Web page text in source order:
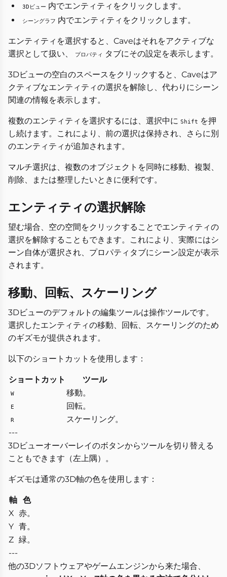
3Dビュー 内でエンティティをクリックします。
シーングラフ 内でエンティティをクリックします。
エンティティを選択すると、Caveはそれをアクティブな
選択として扱い、
プロパティ タブにその設定を表示します。
3Dビューの空白のスペースをクリックすると、Caveはア
クティブなエンティティの選択を解除し、代わりにシーン
関連の情報を表示します。
複数のエンティティを選択するには、選択中に Shift を押
し続けます。これにより、前の選択は保持され、さらに別
のエンティティが追加されます。
マルチ選択は、複数のオブジェクトを同時に移動、複製、
削除、または整理したいときに便利です。
エンティティの選択解除
望む場合、空の空間をクリックすることでエンティティの
選択を解除することもできます。これにより、実際にはシ
ーン自体が選択され、プロパティタブにシーン設定が表示
されます。
移動、回転、スケーリング
3Dビューのデフォルトの編集ツールは操作ツールです。
選択したエンティティの移動、回転、スケーリングのため
のギズモが提供されます。
以下のショートカットを使用します：
ショートカット ツール
W 移動。
E 回転。
R
スケーリング。
---
3Dビューオーバーレイのボタンからツールを切り替える
こともできます（左上隅）。
ギズモは通常の3D軸の色を使用します：
軸 色
X 赤。
Y 青。
Z 緑。
---
他の3Dソフトウェアやゲームエンジンから来た場合、